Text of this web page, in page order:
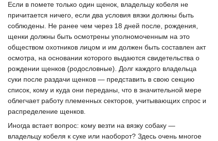
Если в помете только один щенок, владельцу кобеля не
причитается ничего, если два условия вязки должны быть
соблюдены. Не ранее чем через 18 дней после, рождения,
щенки должны быть осмотрены уполномоченным на это
обществом охотников лицом и им должен быть составлен акт
осмотра, на основании которого выдаются свидетельства о
рождении щенков (родословные). Долг каждого владельца
суки после раздачи щенков — представить в свою секцию
список, кому и куда они переданы, что в значительной мере
облегчает работу племенных секторов, учитывающих спрос и
распределение щенков.
Иногда встает вопрос: кому везти на вязку собаку —
владельцу кобеля к суке или наоборот? Здесь очень многое